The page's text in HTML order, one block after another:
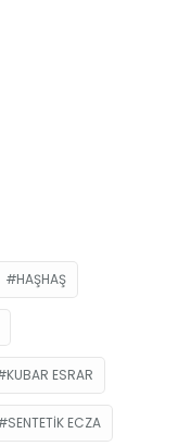
HAŞHAŞ
KUBAR ESRAR
SENTETIK ECZA